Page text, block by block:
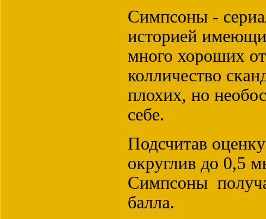
Симпсоны -
историей
много хороших
колличество
плохих, но
себе.
Подсчитав
округлив до 0,5
Симпсоны
балла.